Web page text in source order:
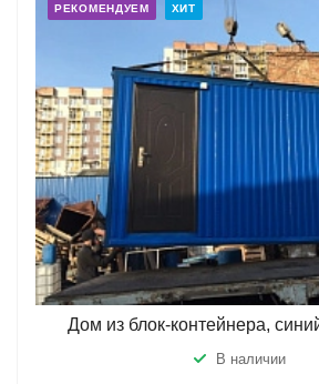
РЕКОМЕНДУЕМ ХИТ
Дом из блок-контейнера,
В наличии